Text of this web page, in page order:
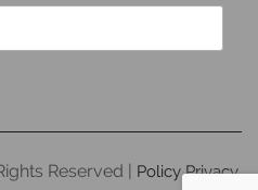
Reserved | Policy Privacy